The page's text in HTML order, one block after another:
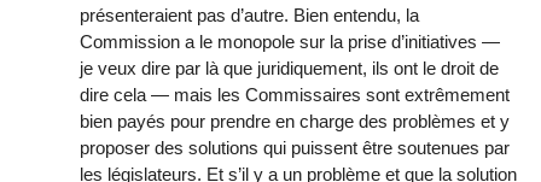
présenteraient pas d’autre. Bien entendu, la
Commission a le monopole sur la prise d’initiatives —
je veux dire par là que juridiquement, ils ont le droit de
dire cela — mais les Commissaires sont extrêmement
bien payés pour prendre en charge des problèmes et y
proposer des solutions qui puissent être soutenues par
les législateurs. Et s’il y a un problème et que la solution